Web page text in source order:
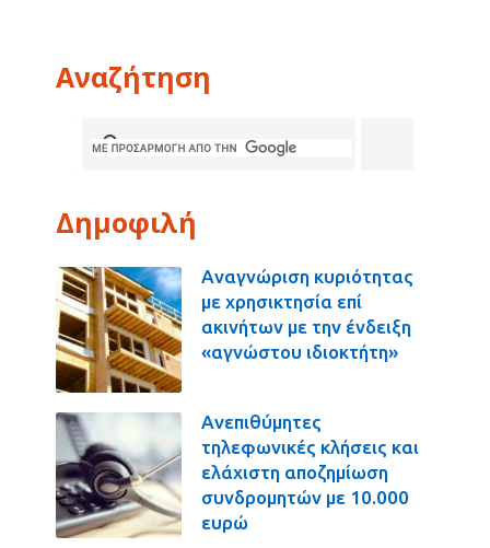
Αναζήτηση
Δημοφιλή
Αναγνώριση κυριότητας
με χρησικτησία επί
ακινήτων με την ένδειξη
«αγνώστου ιδιοκτήτη»
Ανεπιθύμητες
τηλεφωνικές κλήσεις και
ελάχιστη αποζημίωση
συνδρομητών με 10.000
ευρώ